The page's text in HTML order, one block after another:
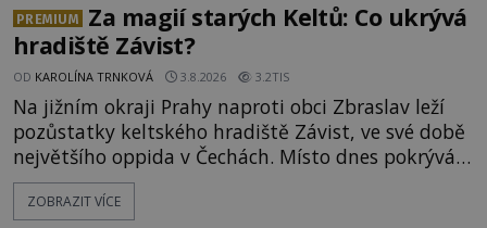
PREMIUM
Za magií starých Keltů: Co ukrývá
hradiště Závist?
OD KAROLÍNA TRNKOVÁ 3.8.2026 3.2TIS
Na jižním okraji Prahy naproti obci Zbraslav leží
pozůstatky keltského hradiště Závist, ve své době
největšího oppida v Čechách. Místo dnes pokrývá
les, zbytky po kdysi monumentálním hradišti jsou
ale v terénu patrné stále. Co dalšího tu po Keltech
ZOBRAZIT VÍCE